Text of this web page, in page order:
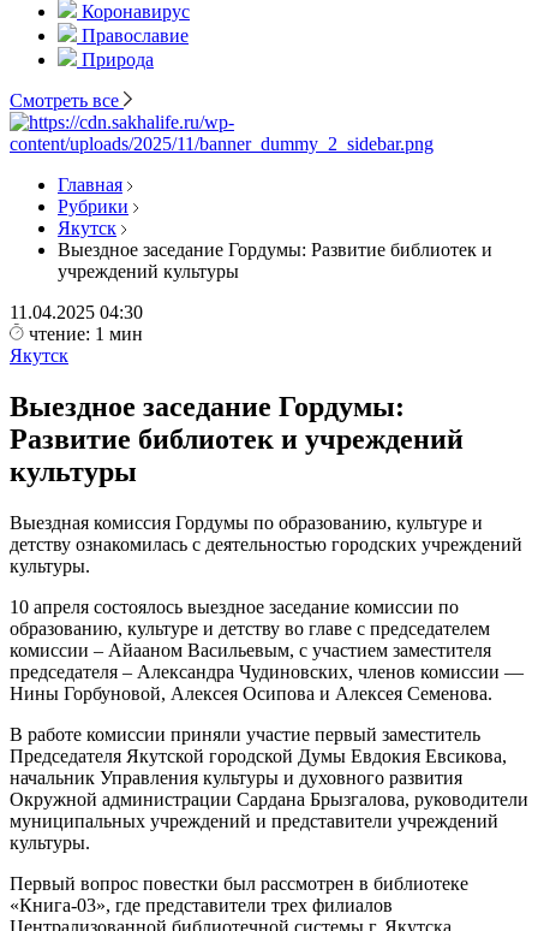
Коронавирус
Православие
Природа
Смотреть все
Главная
Рубрики
Якутск
Выездное заседание Гордумы: Развитие библиотек и
учреждений культуры
11.04.2025 04:30
чтение: 1 мин
Якутск
Выездное заседание Гордумы:
Развитие библиотек и учреждений
культуры
Выездная комиссия Гордумы по образованию, культуре и
детству ознакомилась с деятельностью городских учреждений
культуры.
10 апреля состоялось выездное заседание комиссии по
образованию, культуре и детству во главе с председателем
комиссии – Айааном Васильевым, с участием заместителя
председателя – Александра Чудиновских, членов комиссии —
Нины Горбуновой, Алексея Осипова и Алексея Семенова.
В работе комиссии приняли участие первый заместитель
Председателя Якутской городской Думы Евдокия Евсикова,
начальник Управления культуры и духовного развития
Окружной администрации Сардана Брызгалова, руководители
муниципальных учреждений и представители учреждений
культуры.
Первый вопрос повестки был рассмотрен в библиотеке
«Книга-03», где представители трех филиалов
Централизованной библиотечной системы г. Якутска